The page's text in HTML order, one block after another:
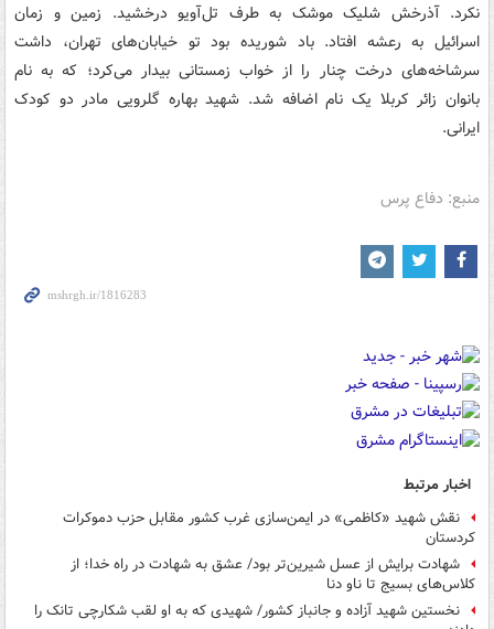
نکرد. آذرخش شلیک موشک به طرف تل‌آویو درخشید. زمین و زمان
اسرائیل به رعشه افتاد. باد شوریده بود تو خیابان‌های تهران، داشت
سرشاخه‌های درخت چنار را از خواب زمستانی بیدار می‌کرد؛ که به نام
بانوان زائر کربلا یک نام اضافه شد. شهید بهاره گلرویی مادر دو کودک
ایرانی.
منبع: دفاع پرس
اخبار مرتبط
نقش شهید «کاظمی» در ایمن‌سازی غرب کشور مقابل حزب دموکرات
کردستان
شهادت برایش از عسل شیرین‌تر بود/ عشق به شهادت در راه خدا؛ از
کلاس‌های بسیج تا ناو دنا
نخستین شهید آزاده و جانباز کشور/ شهیدی که به او لقب شکارچی تانک را